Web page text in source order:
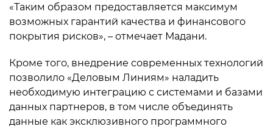
«Таким образом предоставляется максимум
возможных гарантий качества и финансового
покрытия рисков», – отмечает Мадани.
Кроме того, внедрение современных технологий
позволило «Деловым Линиям» наладить
необходимую интеграцию с системами и базами
данных партнеров, в том числе объединять
данные как эксклюзивного программного